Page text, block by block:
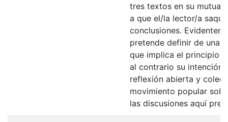
tres textos en su mutua
a que el/la lector/a
conclusiones.
pretende definir de una
que implica el principio
al contrario su intención
reflexión abierta y
movimiento popular
las discusiones aquí